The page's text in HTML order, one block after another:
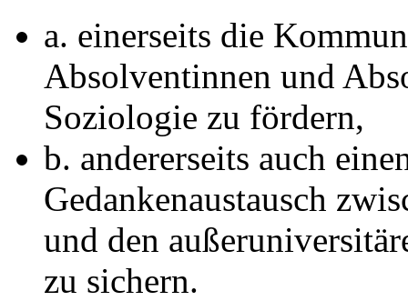
a. einerseits die
Absolventinnen und
Soziologie zu fördern,
b. andererseits auch
Gedankenaustausch
und den
zu sichern.